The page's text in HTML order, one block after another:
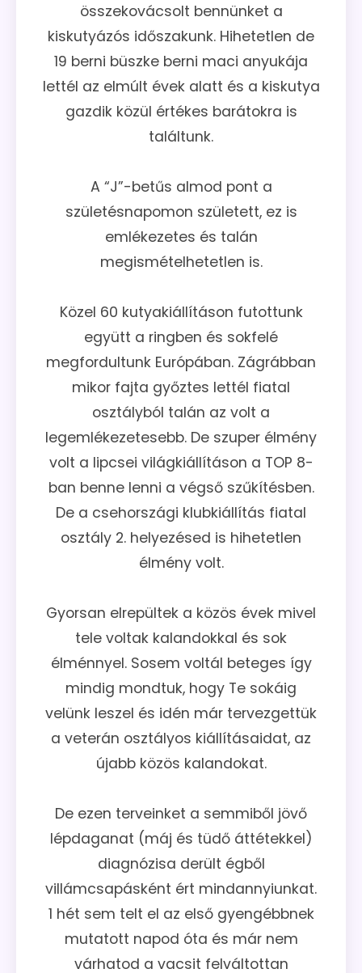
összekovácsolt bennünket a
kiskutyázós időszakunk. Hihetetlen de
19 berni büszke berni maci anyukája
lettél az elmúlt évek alatt és a kiskutya
gazdik közül értékes barátokra is
találtunk.
A “J”-betűs almod pont a
születésnapomon született, ez is
emlékezetes és talán
megismételhetetlen is.
Közel 60 kutyakiállításon futottunk
együtt a ringben és sokfelé
megfordultunk Európában. Zágrábban
mikor fajta győztes lettél fiatal
osztályból talán az volt a
legemlékezetesebb. De szuper élmény
volt a lipcsei világkiállításon a TOP 8-
ban benne lenni a végső szűkítésben.
De a csehországi klubkiállítás fiatal
osztály 2. helyezésed is hihetetlen
élmény volt.
Gyorsan elrepültek a közös évek mivel
tele voltak kalandokkal és sok
élménnyel. Sosem voltál beteges így
mindig mondtuk, hogy Te sokáig
velünk leszel és idén már tervezgettük
a veterán osztályos kiállításaidat, az
újabb közös kalandokat.
De ezen terveinket a semmiből jövő
lépdaganat (máj és tüdő áttétekkel)
diagnózisa derült égből
villámcsapásként ért mindannyiunkat.
1 hét sem telt el az első gyengébbnek
mutatott napod óta és már nem
várhatod a vacsit felváltottan